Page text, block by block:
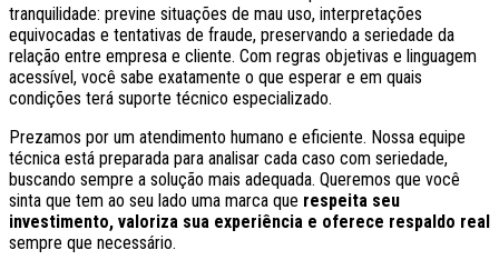
tranquilidade: previne situações de mau uso, interpretações
equivocadas e tentativas de fraude, preservando a seriedade da
relação entre empresa e cliente. Com regras objetivas e linguagem
acessível, você sabe exatamente o que esperar e em quais
condições terá suporte técnico especializado.
Prezamos por um atendimento humano e eficiente. Nossa equipe
técnica está preparada para analisar cada caso com seriedade,
buscando sempre a solução mais adequada. Queremos que você
sinta que tem ao seu lado uma marca que respeita seu
investimento, valoriza sua experiência e oferece respaldo real
sempre que necessário.